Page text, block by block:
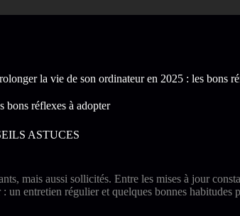
la vie de son ordinateur en 2025 : les bons
bons réflexes à adopter
ASTUCES
mais aussi sollicités. Entre les mises à jour
entretien régulier et quelques bonnes habitudes